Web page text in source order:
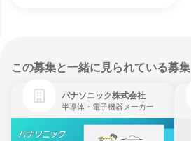
この募集と一緒に見られている募集
パナソニック株式会社
半導体・電子機器メーカー